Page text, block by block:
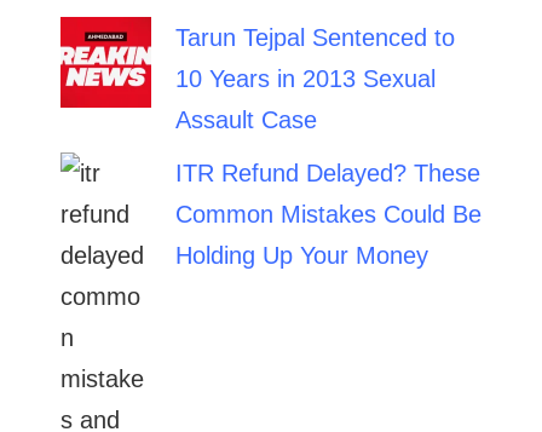
Tarun Tejpal Sentenced to
10 Years in 2013 Sexual
Assault Case
ITR Refund Delayed? These
Common Mistakes Could Be
Holding Up Your Money